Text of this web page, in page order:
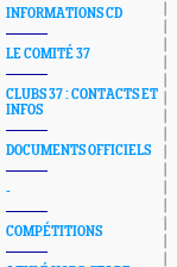
INFORMATIONS CD
LE COMITÉ 37
CLUBS 37 : CONTACTS ET
INFOS
DOCUMENTS OFFICIELS
-
COMPÉTITIONS